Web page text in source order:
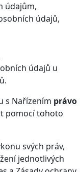
údajům,
údajů,
údajů u
s Nařízením právo
pomocí tohoto
svých práv,
jednotlivých